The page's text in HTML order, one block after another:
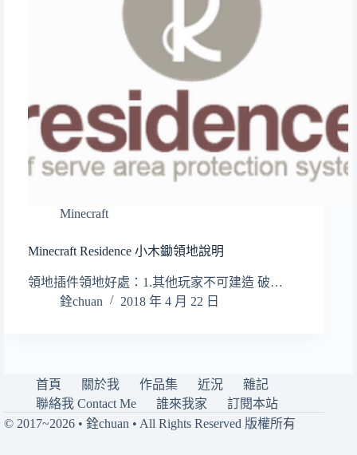
Minecraft
Minecraft Residence 小木鋤領地說明
領地插件領地好處：1.其他玩家不可建造 破…
銓chuan
2018 年 4 月 22 日
首頁 關於我 作品集 近況
雜記
聯絡我 Contact Me
誰來我家
訂閱本站
© 2017~2026 • 銓chuan • All Rights Reserved 版權所有